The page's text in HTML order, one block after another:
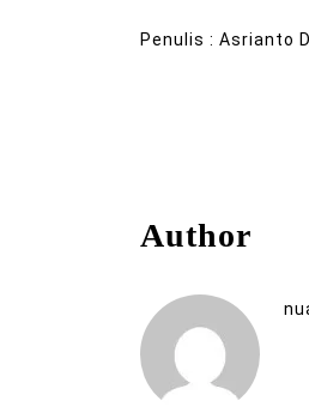
Penulis : Asrianto
Author